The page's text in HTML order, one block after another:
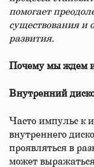
помогает
существования и
развития.
Почему мы ждем
Внутренний
Часто импульс к
внутреннего
проявляться в
может